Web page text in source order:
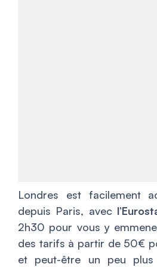
Londres est facilement
depuis Paris, avec
2h30 pour vous y
des tarifs à partir de 50€
et peut-être un peu plus